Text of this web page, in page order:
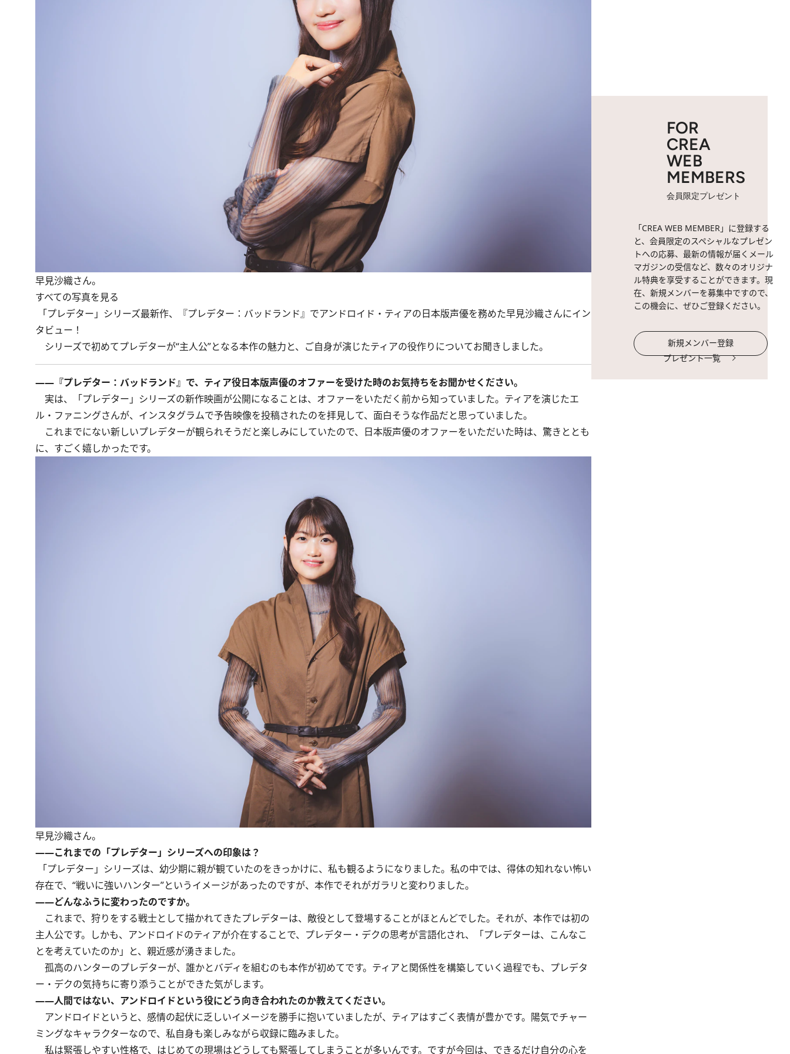
早見沙織さん。
すべての写真を見る
「プレデター」シリーズ最新作、『プレデター：バッドランド』でアンドロイド・ティアの日本版声優を務めた早見沙織さんにイン
タビュー！
シリーズで初めてプレデターが“主人公”となる本作の魅力と、ご自身が演じたティアの役作りについてお聞きしました。
――『プレデター：バッドランド』で、ティア役日本版声優のオファーを受けた時のお気持ちをお聞かせください。
実は、「プレデター」シリーズの新作映画が公開になることは、オファーをいただく前から知っていました。ティアを演じたエ
ル・ファニングさんが、インスタグラムで予告映像を投稿されたのを拝見して、面白そうな作品だと思っていました。
これまでにない新しいプレデターが観られそうだと楽しみにしていたので、日本版声優のオファーをいただいた時は、驚きととも
に、すごく嬉しかったです。
早見沙織さん。
――これまでの「プレデター」シリーズへの印象は？
「プレデター」シリーズは、幼少期に親が観ていたのをきっかけに、私も観るようになりました。私の中では、得体の知れない怖い
存在で、“戦いに強いハンター”というイメージがあったのですが、本作でそれがガラリと変わりました。
――どんなふうに変わったのですか。
これまで、狩りをする戦士として描かれてきたプレデターは、敵役として登場することがほとんどでした。それが、本作では初の
主人公です。しかも、アンドロイドのティアが介在することで、プレデター・デクの思考が言語化され、「プレデターは、こんなこ
とを考えていたのか」と、親近感が湧きました。
孤高のハンターのプレデターが、誰かとバディを組むのも本作が初めてです。ティアと関係性を構築していく過程でも、プレデタ
ー・デクの気持ちに寄り添うことができた気がします。
――人間ではない、アンドロイドという役にどう向き合われたのか教えてください。
アンドロイドというと、感情の起伏に乏しいイメージを勝手に抱いていましたが、ティアはすごく表情が豊かです。陽気でチャー
ミングなキャラクターなので、私自身も楽しみながら収録に臨みました。
私は緊張しやすい性格で、はじめての現場はどうしても緊張してしまうことが多いんです。ですが今回は、できるだけ自分の心を
FOR
CREA
WEB
MEMBERS
会員限定プレゼント
「CREA WEB MEMBER」に登録する
と、会員限定のスペシャルなプレゼン
トへの応募、最新の情報が届くメール
マガジンの受信など、数々のオリジナ
ル特典を享受することができます。現
在、新規メンバーを募集中ですので、
この機会に、ぜひご登録ください。
新規メンバー登録
プレゼント一覧